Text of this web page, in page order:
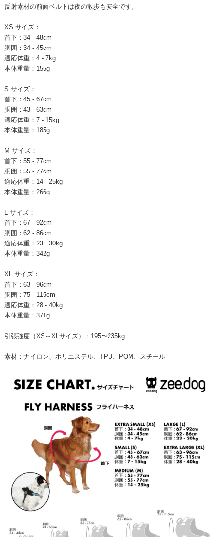
反射素材の前面ベルトは夜の散歩も安全です。
XS サイズ：
首下：34 - 48cm
胴囲：34 - 45cm
適応体重：4 - 7kg
本体重量：155g
S サイズ：
首下：45 - 67cm
胴囲：43 - 63cm
適応体重：7 - 15kg
本体重量：185g
M サイズ：
首下：55 - 77cm
胴囲：55 - 77cm
適応体重：14 - 25kg
本体重量：266g
L サイズ：
首下：67 - 92cm
胴囲：62 - 86cm
適応体重：23 - 30kg
本体重量：342g
XL サイズ：
首下：63 - 96cm
胴囲：75 - 115cm
適応体重：28 - 40kg
本体重量：371g
引張強度（XS～XLサイズ）：195〜235kg
素材：ナイロン、ポリエステル、TPU、POM、スチール